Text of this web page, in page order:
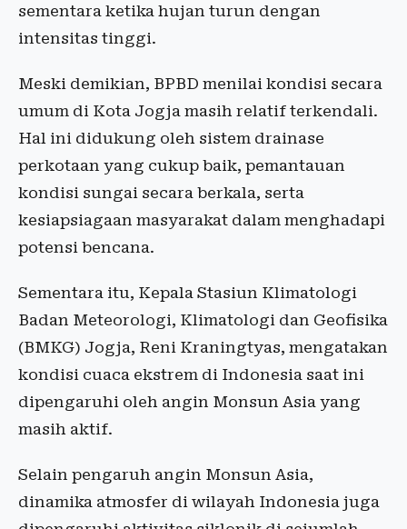
sementara ketika hujan turun dengan
intensitas tinggi.
Meski demikian, BPBD menilai kondisi secara
umum di Kota Jogja masih relatif terkendali.
Hal ini didukung oleh sistem drainase
perkotaan yang cukup baik, pemantauan
kondisi sungai secara berkala, serta
kesiapsiagaan masyarakat dalam menghadapi
potensi bencana.
Sementara itu, Kepala Stasiun Klimatologi
Badan Meteorologi, Klimatologi dan Geofisika
(BMKG) Jogja, Reni Kraningtyas, mengatakan
kondisi cuaca ekstrem di Indonesia saat ini
dipengaruhi oleh angin Monsun Asia yang
masih aktif.
Selain pengaruh angin Monsun Asia,
dinamika atmosfer di wilayah Indonesia juga